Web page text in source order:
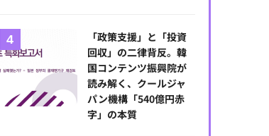
「政策支援」と「投資
回収」の二律背反。韓
国コンテンツ振興院が
読み解く、クールジャ
パン機構「540億円赤
字」の本質